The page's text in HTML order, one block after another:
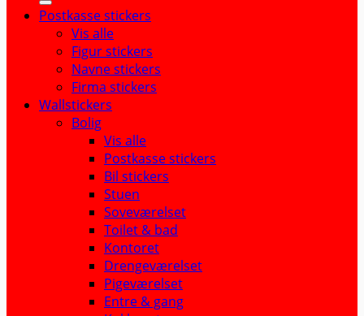
Postkasse stickers
Vis alle
Figur stickers
Navne stickers
Firma stickers
Wallstickers
Bolig
Vis alle
Postkasse stickers
Bil stickers
Stuen
Soveværelset
Toilet & bad
Kontoret
Drengeværelset
Pigeværelset
Entre & gang